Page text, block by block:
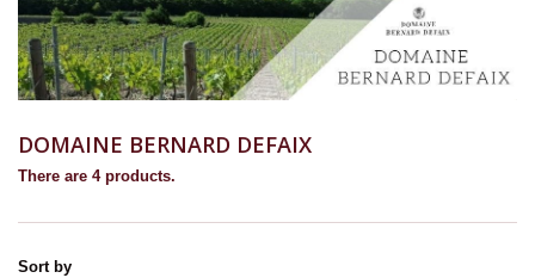
DOMAINE BERNARD DEFAIX
There are 4 products.
Sort by